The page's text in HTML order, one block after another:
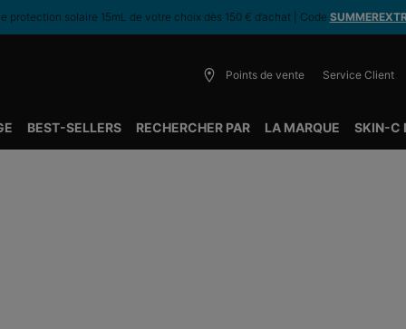
protection solaire 15mL de votre choix dès 150 € d’achat | Code
Points de vente Service Client
BEST-SELLERS RECHERCHER PAR LA MARQUE SKIN-C